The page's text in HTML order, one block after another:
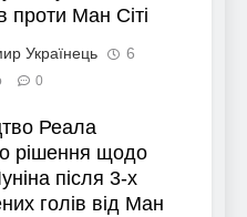
проти Ман Сіті
Українець
6
0
Реала
рішення щодо
після 3-х
голів від Ман